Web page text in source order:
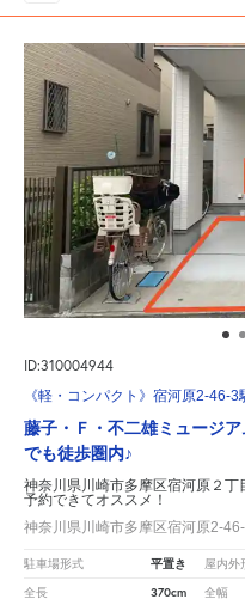
ID:310004944
《軽・コンパクト》宿河原2-46-3
藤子・Ｆ・不二雄ミュージ
でも徒歩圏内♪
神奈川県川崎市多摩区宿河原２丁
予約できてオススメ！
神奈川県川崎市多摩区宿河原2-
駐車場形式 平置き 屋内外
全長 370cm 全幅